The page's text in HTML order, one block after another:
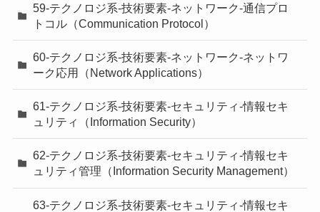
59-テクノロジ系-技術要素-ネットワーク-通信プロ
トコル（Communication Protocol）
60-テクノロジ系-技術要素-ネットワーク-ネットワ
ーク応用（Network Applications）
61-テクノロジ系-技術要素-セキュリティ-情報セキ
ュリティ（Information Security）
62-テクノロジ系-技術要素-セキュリティ-情報セキ
ュリティ管理（Information Security Management）
63-テクノロジ系-技術要素-セキュリティ-情報セキ